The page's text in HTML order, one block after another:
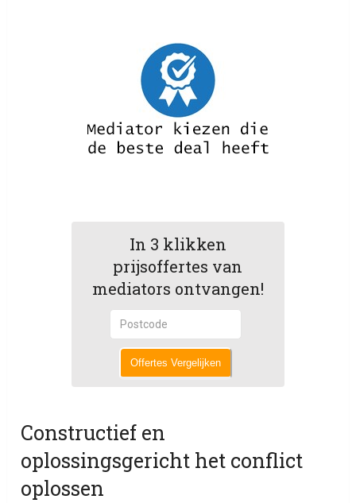
In 3 klikken
prijsoffertes van
mediators ontvangen!
Offertes Vergelijken
Constructief en
oplossingsgericht het conflict
oplossen